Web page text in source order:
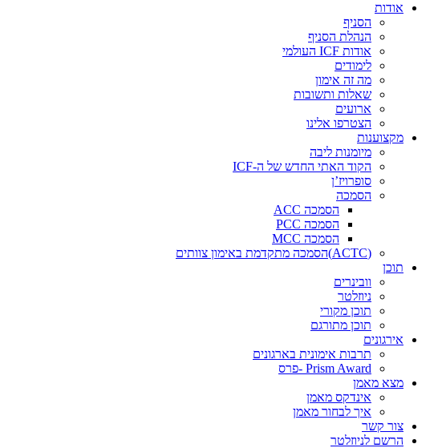
אודות
הסניף
הנהלת הסניף
אודות ICF העולמי
לימודים
מה זה אימון
שאלות ותשובות
ארועים
הצטרפו אלינו
מקצוענות
מיומנות ליבה
הקוד האתי החדש של ה-ICF
סופרויז’ן
הסמכה
הסמכה ACC
הסמכה PCC
הסמכה MCC
(ACTC)הסמכה מתקדמת באימון צוותים
תוכן
וובינרים
ניוזלטר
תוכן מקורי
תוכן מתורגם
אירגונים
תרבות אימונית בארגונים
Prism Award -פרס
מצא מאמן
אינדקס מאמן
איך לבחור מאמן
צור קשר
הרשם לניוזלטר